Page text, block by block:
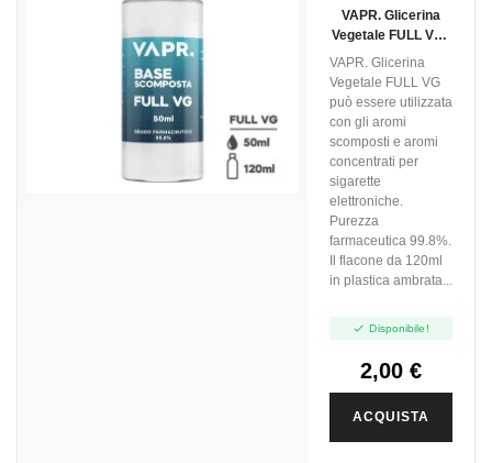
VAPR. Glicerina
Vegetale FULL VG -
50ml In 120ml
VAPR. Glicerina
Vegetale FULL VG
può essere utilizzata
con gli aromi
scomposti e aromi
concentrati per
sigarette
elettroniche.
Purezza
farmaceutica 99.8%.
Il flacone da 120ml
in plastica ambrata...
 Disponibile!
2,00 €
ACQUISTA